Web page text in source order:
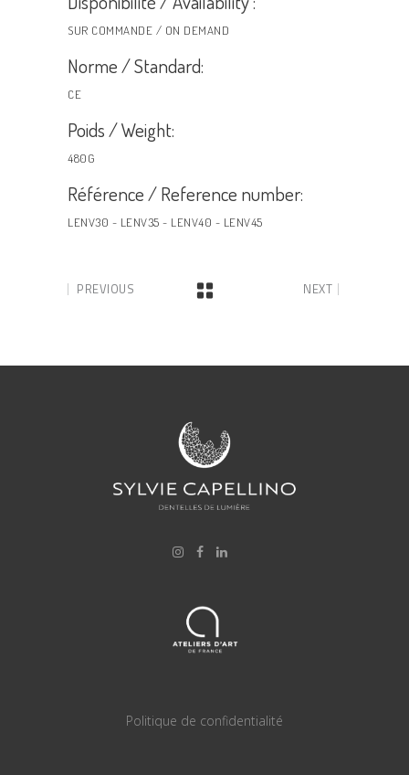
SUR COMMANDE / ON DEMAND
Norme / Standard:
CE
Poids / Weight:
480G
Référence / Reference number:
LENV30 - LENV35 - LENV40 - LENV45
PREVIOUS NEXT
Politique de confidentialité